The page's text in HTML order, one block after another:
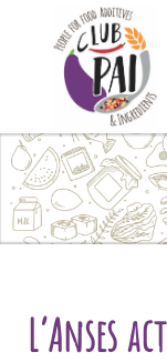
Skip to content
L’Anses